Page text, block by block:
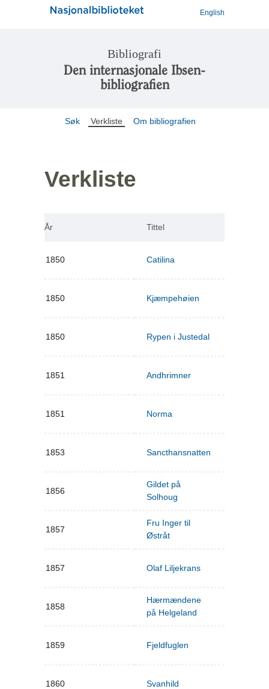
English
Bibliografi
Den internasjonale Ibsen-
bibliografien
Søk Verkliste Om bibliografien
Verkliste
År Tittel
1850 Catilina
1850 Kjæmpehøien
1850 Rypen i Justedal
1851 Andhrimner
1851 Norma
1853 Sancthansnatten
1856
Gildet på
Solhoug
1857
Fru Inger til
Østråt
1857 Olaf Liljekrans
1858
Hærmændene
på Helgeland
1859 Fjeldfuglen
1860 Svanhild